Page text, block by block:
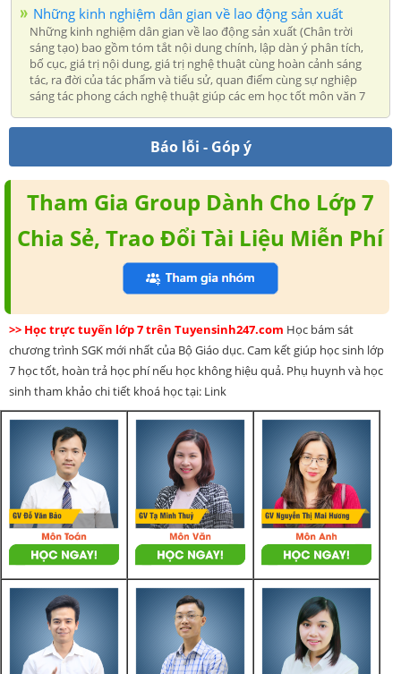
Những kinh nghiệm dân gian về lao động sản xuất
Những kinh nghiệm dân gian về lao động sản xuất (Chân trời
sáng tạo) bao gồm tóm tắt nội dung chính, lập dàn ý phân tích,
bố cục, giá trị nội dung, giá trị nghệ thuật cùng hoàn cảnh sáng
tác, ra đời của tác phẩm và tiểu sử, quan điểm cùng sự nghiệp
sáng tác phong cách nghệ thuật giúp các em học tốt môn văn 7
Báo lỗi - Góp ý
Tham Gia Group Dành Cho Lớp 7
Chia Sẻ, Trao Đổi Tài Liệu Miễn Phí
>> Học trực tuyến lớp 7 trên Tuyensinh247.com Học bám sát
chương trình SGK mới nhất của Bộ Giáo dục. Cam kết giúp học sinh lớp
7 học tốt, hoàn trả học phí nếu học không hiệu quả. Phụ huynh và học
sinh tham khảo chi tiết khoá học tại: Link